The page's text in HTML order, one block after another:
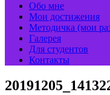
Обо мне
Мои достижения
Методичка (мои
Галерея
Для студентов
Контакты